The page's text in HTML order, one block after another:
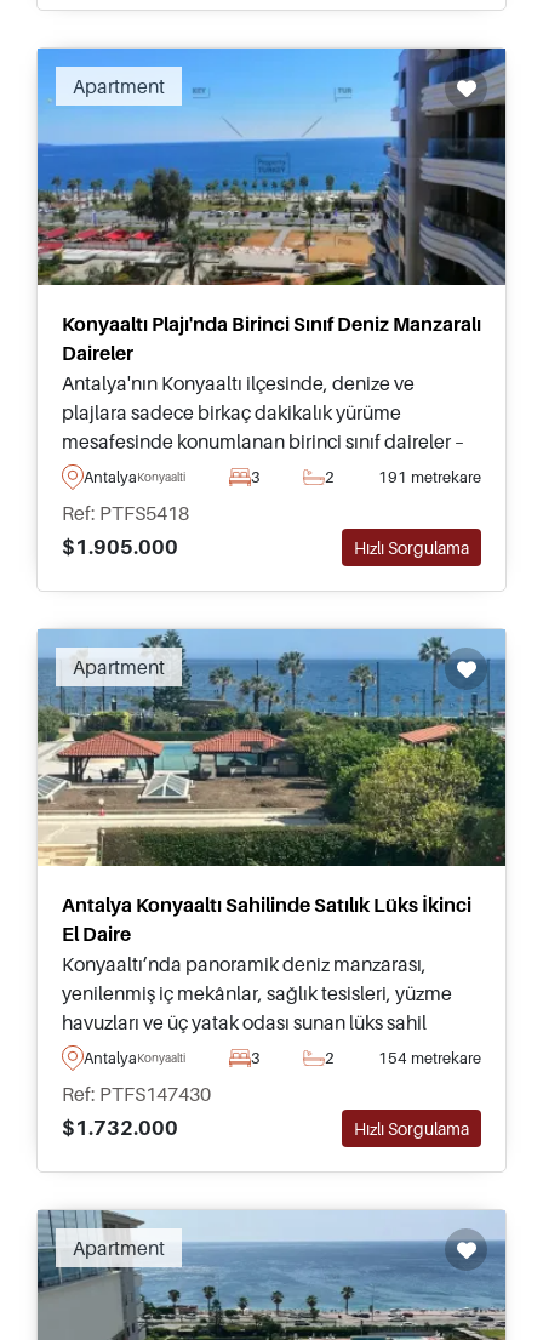
Apartment
Recommended
Konyaaltı Plajı'nda Birinci Sınıf Deniz Manzaralı
Daireler
Antalya'nın Konyaaltı ilçesinde, denize ve
plajlara sadece birkaç dakikalık yürüme
mesafesinde konumlanan birinci sınıf daireler –
bunlar bugün şehirde bulabileceğiniz en iyi
AntalyaKonyaalti 3 2 191 metrekare
Ref: PTFS5418
$1.905.000
Hızlı Sorgulama
Apartment
Recommended
Antalya Konyaaltı Sahilinde Satılık Lüks İkinci
El Daire
Konyaaltı’nda panoramik deniz manzarası,
yenilenmiş iç mekânlar, sağlık tesisleri, yüzme
havuzları ve üç yatak odası sunan lüks sahil
dairesi. Türk Vatandaşlığı için uygun, yıl boyu aile
AntalyaKonyaalti 3 2 154 metrekare
Ref: PTFS147430
$1.732.000
Hızlı Sorgulama
Apartment